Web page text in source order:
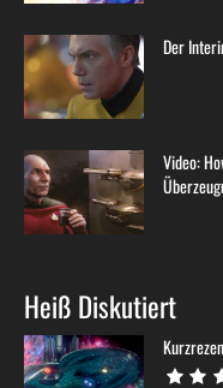
Der
Video:
Heiß Diskutiert